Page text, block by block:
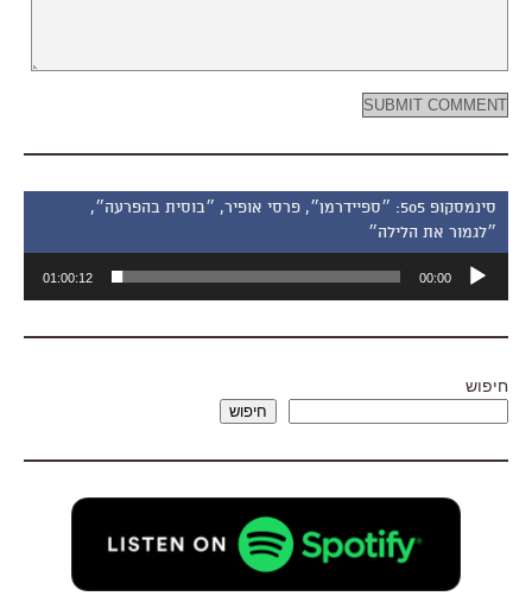
סינמסקופ 505: ״ספיידרמן״, פרסי אופיר, ״בוסית בהפרעה״,
״לגמור את הלילה״
אודיו
00:00
01:00:12
חיפוש
חיפוש